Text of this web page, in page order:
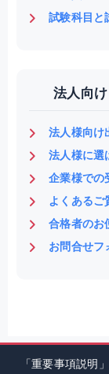
試験科目と
法人向
法人様向け
法人様に選
企業様での
よくあるご
合格者のお
お問合せフ
「重要事項説明